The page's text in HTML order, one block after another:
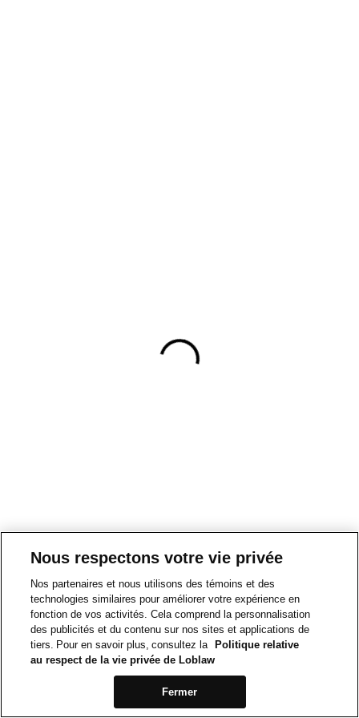
Nous respectons votre vie privée
Nos partenaires et nous utilisons des témoins et des
technologies similaires pour améliorer votre expérience en
fonction de vos activités. Cela comprend la personnalisation
des publicités et du contenu sur nos sites et applications de
tiers. Pour en savoir plus, consultez la
Politique relative
au respect de la vie privée de Loblaw
Fermer